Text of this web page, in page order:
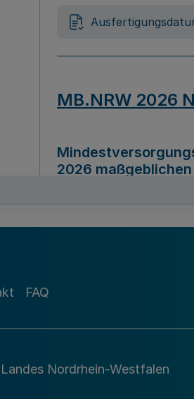
MB.NRW 2026
2026 maßgeblichen
Richtlinie zur
FAQ
Nordrhein-Westfalen